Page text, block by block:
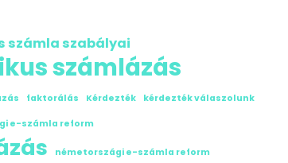
számla szabályai
számlázás
faktorálás Kérdezték kérdezték válaszolunk
e-számla reform
németországi e-számla reform